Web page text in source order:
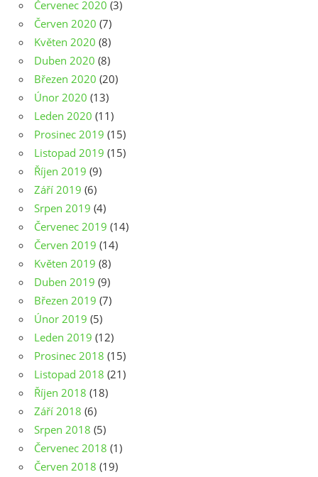
Červenec 2020 (3)
Červen 2020 (7)
Květen 2020 (8)
Duben 2020 (8)
Březen 2020 (20)
Únor 2020 (13)
Leden 2020 (11)
Prosinec 2019 (15)
Listopad 2019 (15)
Říjen 2019 (9)
Září 2019 (6)
Srpen 2019 (4)
Červenec 2019 (14)
Červen 2019 (14)
Květen 2019 (8)
Duben 2019 (9)
Březen 2019 (7)
Únor 2019 (5)
Leden 2019 (12)
Prosinec 2018 (15)
Listopad 2018 (21)
Říjen 2018 (18)
Září 2018 (6)
Srpen 2018 (5)
Červenec 2018 (1)
Červen 2018 (19)